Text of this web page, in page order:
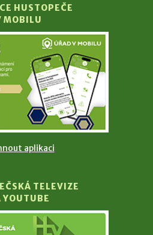
HUSTOPEČE
MOBILU
aplikaci
TELEVIZE
YOUTUBE